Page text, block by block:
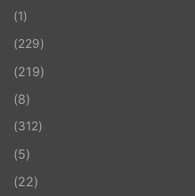
(1)
(229)
(219)
(8)
(312)
(5)
(22)